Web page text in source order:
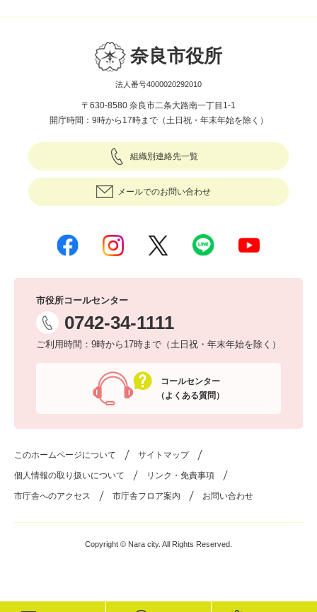
奈良市役所
法人番号4000020292010
〒630-8580 奈良市二条大路南一丁目1-1
開庁時間：9時から17時まで（土日祝・年末年始を除く）
組織別連絡先一覧
メールでのお問い合わせ
市役所コールセンター
0742-34-1111
ご利用時間：9時から17時まで（土日祝・年末年始を除く）
コールセンター
（よくある質問）
このホームページについて サイトマップ
個人情報の取り扱いについて リンク・免責事項
市庁舎へのアクセス 市庁舎フロア案内 お問い合わせ
Copyright © Nara city. All Rights Reserved.